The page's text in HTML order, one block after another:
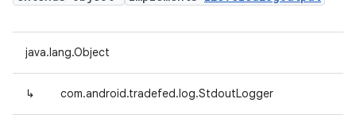
java.lang.Object
↳ com.android.tradefed.log.StdoutLogger